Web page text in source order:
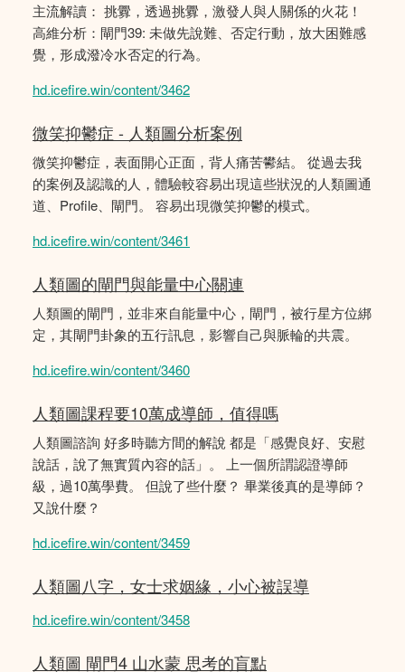
主流解讀： 挑釁，透過挑釁，激發人與人關係的火花！
高維分析：閘門39: 未做先說難、否定行動，放大困難感
覺，形成潑冷水否定的行為。
hd.icefire.win/content/3462
微笑抑鬱症 - 人類圖分析案例
微笑抑鬱症，表面開心正面，背人痛苦鬰結。 從過去我
的案例及認識的人，體驗較容易出現這些狀況的人類圖通
道、Profile、閘門。 容易出現微笑抑鬱的模式。
hd.icefire.win/content/3461
人類圖的閘門與能量中心關連
人類圖的閘門，並非來自能量中心，閘門，被行星方位綁
定，其閘門卦象的五行訊息，影響自己與脈輪的共震。
hd.icefire.win/content/3460
人類圖課程要10萬成導師，值得嗎
人類圖諮詢 好多時聽方間的解說 都是「感覺良好、安慰
說話，說了無實質內容的話」。 上一個所謂認證導師
級，過10萬學費。 但說了些什麼？ 畢業後真的是導師？
又說什麼？
hd.icefire.win/content/3459
人類圖八字，女士求姻緣，小心被誤導
hd.icefire.win/content/3458
人類圖 閘門4 山水蒙 思考的盲點